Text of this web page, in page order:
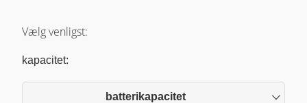
Vælg venligst:
kapacitet:
batterikapacitet